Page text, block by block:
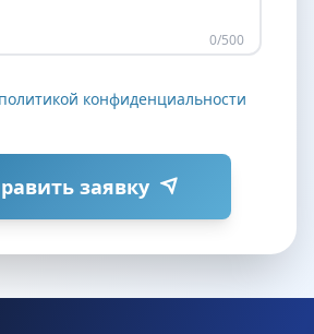
0/500
политикой конфиденциальности
заявку